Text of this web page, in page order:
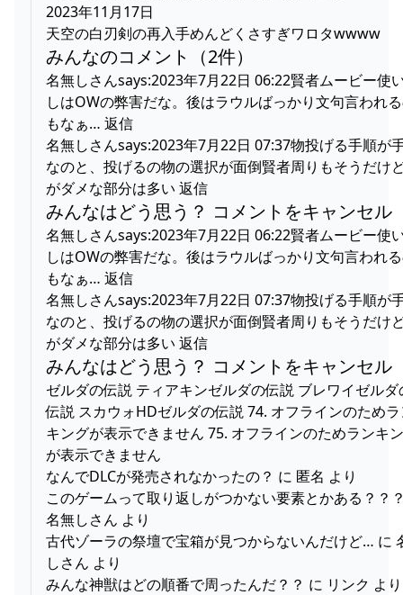
2023年11月17日
天空の白刃剣の再入手めんどくさすぎワロタwwww
みんなのコメント（2件）
名無しさんsays:2023年7月22日 06:22賢者ムービー使
しはOWの弊害だな。後はラウルばっかり文句言われ
もなぁ… 返信
名無しさんsays:2023年7月22日 07:37物投げる手順が
なのと、投げるの物の選択が面倒賢者周りもそうだけ
がダメな部分は多い 返信
みんなはどう思う？ コメントをキャンセル
名無しさんsays:2023年7月22日 06:22賢者ムービー使
しはOWの弊害だな。後はラウルばっかり文句言われ
もなぁ… 返信
名無しさんsays:2023年7月22日 07:37物投げる手順が
なのと、投げるの物の選択が面倒賢者周りもそうだけ
がダメな部分は多い 返信
みんなはどう思う？ コメントをキャンセル
ゼルダの伝説 ティアキンゼルダの伝説 ブレワイゼルダ
伝説 スカウォHDゼルダの伝説 74. オフラインのため
キングが表示できません 75. オフラインのためランキ
が表示できません
なんでDLCが発売されなかったの？ に 匿名 より
このゲームって取り返しがつかない要素とかある？？
名無しさん より
古代ゾーラの祭壇で宝箱が見つからないんだけど… に
しさん より
みんな神獣はどの順番で周ったんだ？？ に リンク より